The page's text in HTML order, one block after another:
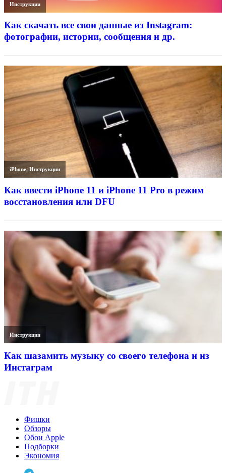
Инструкции
Как скачать все свои данные из Instagram:
фотографии, истории, сообщения и др.
iPhone,Инструкции
Как ввести iPhone 11 и iPhone 11 Pro в режим
восстановления или DFU
Инструкции
Как шазамить музыку со своего телефона и из
Инстаграм
Фишки
Обзоры
Обои Apple
Подборки
Экономия